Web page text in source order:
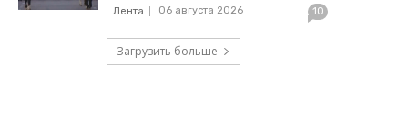
Лента 06 августа 2026 10
Загрузить больше